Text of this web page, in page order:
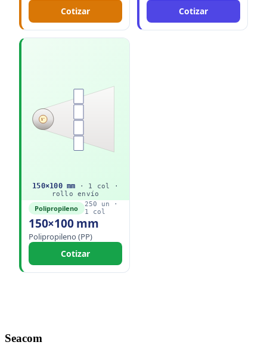
Cotizar Cotizar
1"
150×100mm · 1
col ·
rolloenvío
Polipropileno 250 un ·
1 col
150×100 mm
Polipropileno (PP)
Cotizar
Seacom